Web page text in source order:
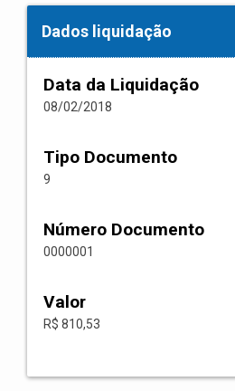
Dados liquidação
Data da Liquidação
08/02/2018
Tipo Documento
9
Número Documento
0000001
Valor
R$ 810,53